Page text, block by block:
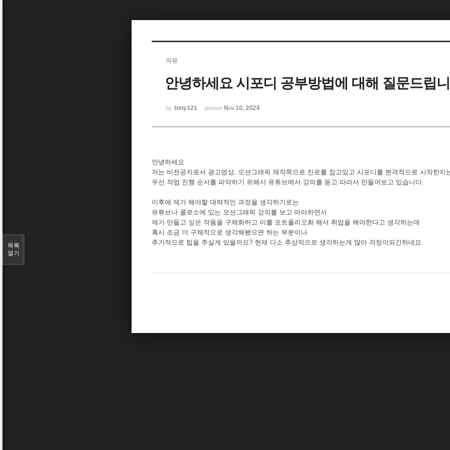
자유
안녕하세요 시포디 공부방법에 대해 질문드립
by tony121 posted Nov 10, 2024
안녕하세요
저는 비전공자로서 광고영상, 모션그래픽 제작쪽으로 진로를 잡고있고 시포디를 본격적으로 시작한지
우선 작업 진행 순서를 파악하기 위해서 유튜브에서 강의를 듣고 따라서 만들어보고 있습니다.
이후에 제가 해야할 대략적인 과정을 생각하기로는
유튜브나 콜로소에 있는 모션그래픽 강의를 보고 따라하면서
제가 만들고 싶은 작품을 구체화하고 이를 포트폴리오화 해서 취업을 해야한다고 생각하는데
혹시 조금 더 구체적으로 생각해봤으면 하는 부분이나
추가적으로 팁을 주실게 있을까요? 현재 다소 추상적으로 생각하는게 많아 걱정이되긴하네요
목록
열기
Sketchbook5, 스케치북5
Sketchbook5, 스케치북5